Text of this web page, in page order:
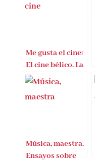
Me gusta el cine:
El cine bélico. La
Gran Guerra y la
Música, maestra.
Ensayos sobre